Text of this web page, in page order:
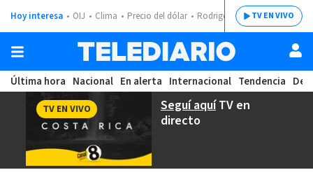
Hoy interesa OIJ Clima Precio del dólar Rodrigo ChavesTV EN VIVO
Última hora Nacional En alerta Internacional Tendencia
Seguí aquíTV en
directo
TV EN VIVO